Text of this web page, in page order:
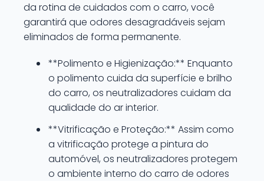
da rotina de cuidados com o carro, você
garantirá que odores desagradáveis sejam
eliminados de forma permanente.
**Polimento e Higienização:** Enquanto
o polimento cuida da superfície e brilho
do carro, os neutralizadores cuidam da
qualidade do ar interior.
**Vitrificação e Proteção:** Assim como
a vitrificação protege a pintura do
automóvel, os neutralizadores protegem
o ambiente interno do carro de odores